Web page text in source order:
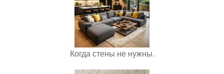
Когда стены не нужны.